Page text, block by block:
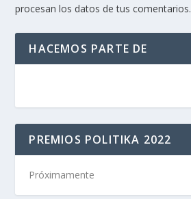
procesan los datos de tus comentarios.
HACEMOS PARTE DE
PREMIOS POLITIKA 2022
Próximamente